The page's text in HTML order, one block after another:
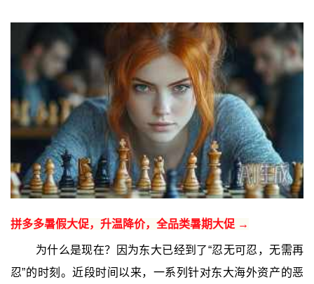
拼多多暑假大促，升温降价，全品类暑期大促 →
为什么是现在？因为东大已经到了“忍无可忍，无需再
忍”的时刻。近段时间以来，一系列针对东大海外资产的恶